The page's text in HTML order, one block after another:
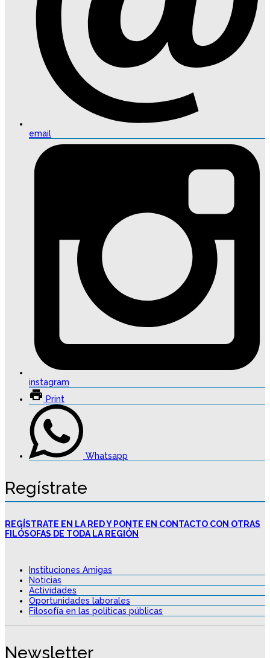
email
instagram
Print
Whatsapp
Regístrate
REGÍSTRATE EN LA RED Y PONTE EN CONTACTO CON OTRAS
FILÓSOFAS DE TODA LA REGIÓN
Instituciones Amigas
Noticias
Actividades
Oportunidades laborales
Filosofía en las políticas públicas
Newsletter